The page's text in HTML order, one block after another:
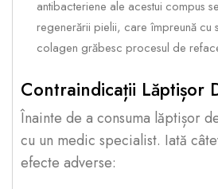
antibacteriene ale acestui compus
regenerării pielii, care împreună cu
colagen grăbesc procesul de
Contraindicații Lăptișor
Înainte de a consuma lăptișor
cu un medic specialist. Iată
efecte adverse: